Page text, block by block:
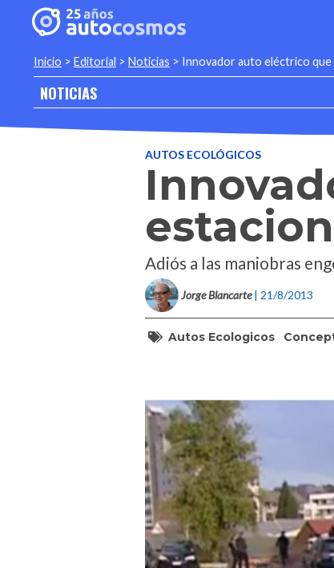
Inicio > Editorial > Noticias > Innovador auto eléctrico que
NOTICIAS
AUTOS ECOLÓGICOS
Adiós a las maniobras
Jorge Blancarte | 21/8/2013
Autos Ecologicos